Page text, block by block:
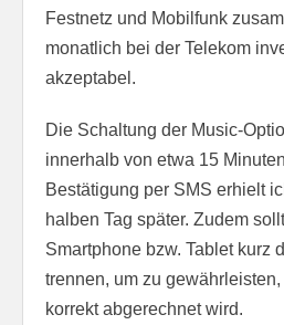
Festnetz und Mobilfunk
monatlich bei der Telekom
akzeptabel.
Die Schaltung der Music-
innerhalb von etwa 15
Bestätigung per SMS erhielt
halben Tag später. Zudem
Smartphone bzw. Tablet kurz
trennen, um zu
korrekt abgerechnet wird.